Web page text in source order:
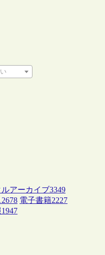
アーカイブ3349
2678 電子書籍2227
1947